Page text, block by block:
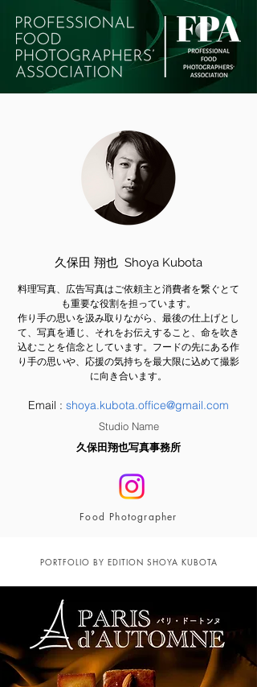
久保田 翔也 Shoya Kubota
料理写真、広告写真はご依頼主と消費者を繋ぐとて
も重要な役割を担っています。
作り手の思いを汲み取りながら、最後の仕上げとし
て、写真を通じ、それをお伝えすること、命を吹き
込むことを信念としています。フードの先にある作
り手の思いや、応援の気持ちを最大限に込めて撮影
に向き合います。
Email : shoya.kubota.office@gmail.com
Studio Name
久保田翔也写真事務所
Food Photographer
PORTFOLIO BY EDITION SHOYA KUBOTA